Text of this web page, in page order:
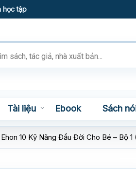
học tập
Tài liệu Ebook Sách
10 Kỹ Năng Đầu Đời Cho Bé – Bộ 1